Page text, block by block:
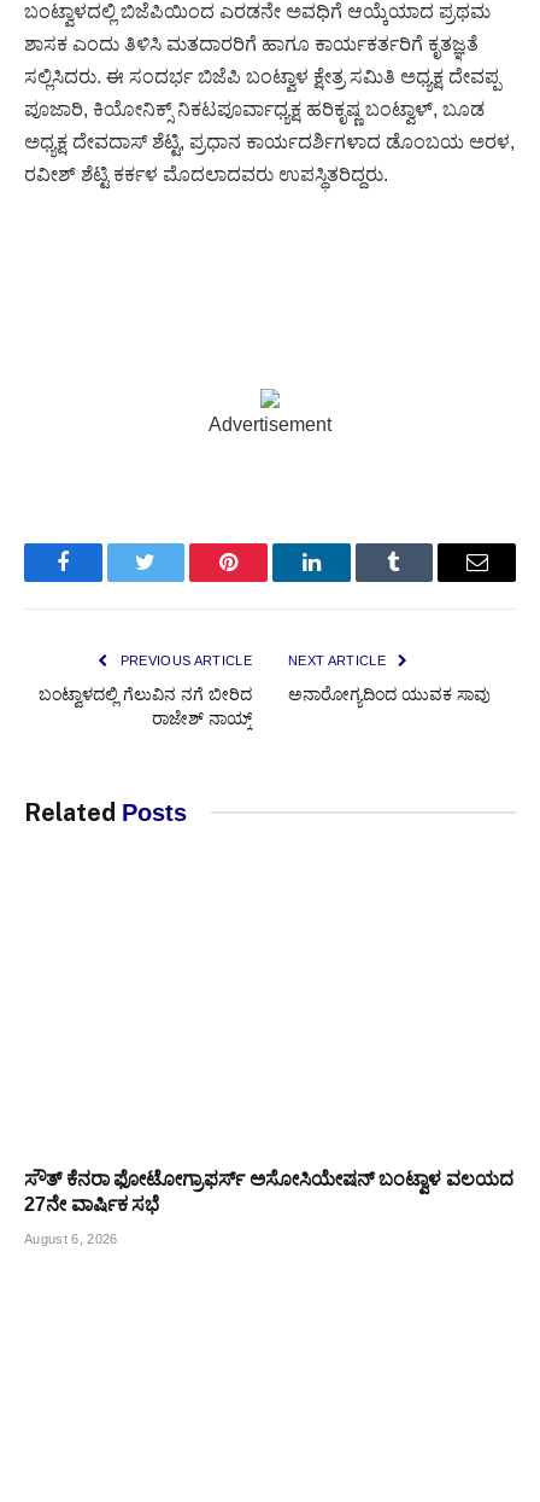
ಬಂಟ್ವಾಳದಲ್ಲಿ ಬಿಜೆಪಿಯಿಂದ ಎರಡನೇ ಅವಧಿಗೆ ಆಯ್ಕೆಯಾದ ಪ್ರಥಮ
ಶಾಸಕ ಎಂದು ತಿಳಿಸಿ ಮತದಾರರಿಗೆ ಹಾಗೂ ಕಾರ್ಯಕರ್ತರಿಗೆ ಕೃತಜ್ಞತೆ
ಸಲ್ಲಿಸಿದರು. ಈ ಸಂದರ್ಭ ಬಿಜೆಪಿ ಬಂಟ್ವಾಳ ಕ್ಷೇತ್ರ ಸಮಿತಿ ಅಧ್ಯಕ್ಷ ದೇವಪ್ಪ
ಪೂಜಾರಿ, ಕಿಯೋನಿಕ್ಸ್ ನಿಕಟಪೂರ್ವಾಧ್ಯಕ್ಷ ಹರಿಕೃಷ್ಣ ಬಂಟ್ವಾಳ್, ಬೂಡ
ಅಧ್ಯಕ್ಷ ದೇವದಾಸ್ ಶೆಟ್ಟಿ, ಪ್ರಧಾನ ಕಾರ್ಯದರ್ಶಿಗಳಾದ ಡೊಂಬಯ ಅರಳ,
ರವೀಶ್ ಶೆಟ್ಟಿ ಕರ್ಕಳ ಮೊದಲಾದವರು ಉಪಸ್ಥಿತರಿದ್ದರು.
Advertisement
FacebookTwitter PinterestLinkedInTumblr Email
PREVIOUS ARTICLE
ಬಂಟ್ವಾಳದಲ್ಲಿ ಗೆಲುವಿನ ನಗೆ ಬೀರಿದ
ರಾಜೇಶ್ ನಾಯ್ಕ್
NEXT ARTICLE
ಅನಾರೋಗ್ಯದಿಂದ ಯುವಕ ಸಾವು
Related Posts
ಸೌತ್ ಕೆನರಾ ಫೋಟೋಗ್ರಾಫರ್ಸ್ ಅಸೋಸಿಯೇಷನ್ ಬಂಟ್ವಾಳ ವಲಯದ
27ನೇ ವಾರ್ಷಿಕ ಸಭೆ
August 6, 2026